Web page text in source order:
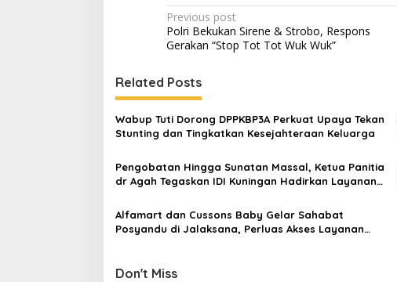
Post
navigation
Previous post
Polri Bekukan Sirene & Strobo, Respons
Gerakan “Stop Tot Tot Wuk Wuk”
Related Posts
Wabup Tuti Dorong DPPKBP3A Perkuat Upaya Tekan
Stunting dan Tingkatkan Kesejahteraan Keluarga
Pengobatan Hingga Sunatan Massal, Ketua Panitia
dr Agah Tegaskan IDI Kuningan Hadirkan Layanan
Alfamart dan Cussons Baby Gelar Sahabat
Posyandu di Jalaksana, Perluas Akses Layanan
Don't Miss